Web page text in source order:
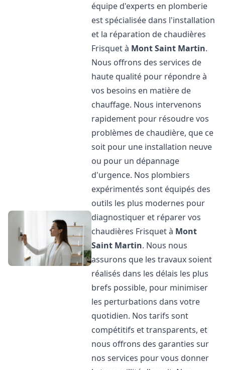
équipe d'experts en plomberie
est spécialisée dans l'installation
et la réparation de chaudières
Frisquet à Mont Saint Martin.
Nous offrons des services de
haute qualité pour répondre à
vos besoins en matière de
chauffage. Nous intervenons
rapidement pour résoudre vos
problèmes de chaudière, que ce
soit pour une installation neuve
ou pour un dépannage
d'urgence. Nos plombiers
expérimentés sont équipés des
outils les plus modernes pour
diagnostiquer et réparer vos
chaudières Frisquet à Mont
Saint Martin. Nous nous
assurons que les travaux soient
réalisés dans les délais les plus
brefs possible, pour minimiser
les perturbations dans votre
quotidien. Nos tarifs sont
compétitifs et transparents, et
nous offrons des garanties sur
nos services pour vous donner